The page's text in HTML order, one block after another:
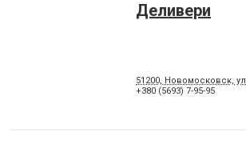
Деливери
51200, Новомосковск,
+380 (5693) 7-95-95